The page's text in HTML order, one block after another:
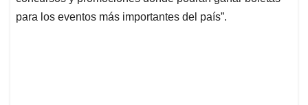
para los eventos más importantes del país”.